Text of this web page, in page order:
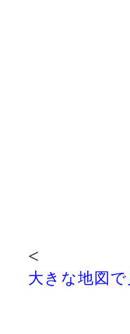
<
大きな地図で